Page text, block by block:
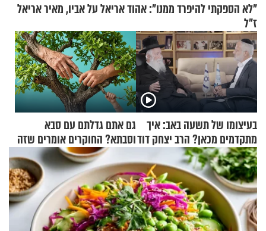
"לא הספקתי להיפרד ממנו": אהוד אריאל על אביו, מאיר אריאל
ז"ל
בעיצומו של תשעה באב: איך
מתקדמים מכאן? הרב יצחק דוד
גרוסמן בשיחה מיוחדת
גם אתם גדלתם עם סבא
וסבתא? החוקרים אומרים שזה
מתכון מנצח